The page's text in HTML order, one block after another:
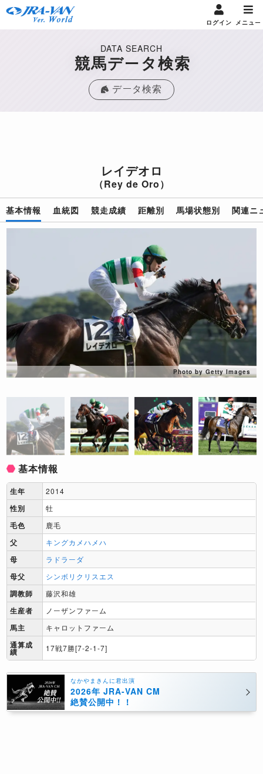
ログイン メニュー
DATA SEARCH
競馬データ検索
データ検索
レイデオロ
（Rey de Oro）
基本情報 血統図 競走成績 距離別 馬場状態別 関連ニ
Photo by Getty Images
基本情報
生年 2014
性別 牡
毛色 鹿毛
父 キングカメハメハ
母 ラドラーダ
母父 シンボリクリスエス
調教師 藤沢和雄
生産者 ノーザンファーム
馬主 キャロットファーム
通算成
績 17戦7勝[7-2-1-7]
なかやまきんに君出演
2026年 JRA-VAN CM
絶賛公開中！！